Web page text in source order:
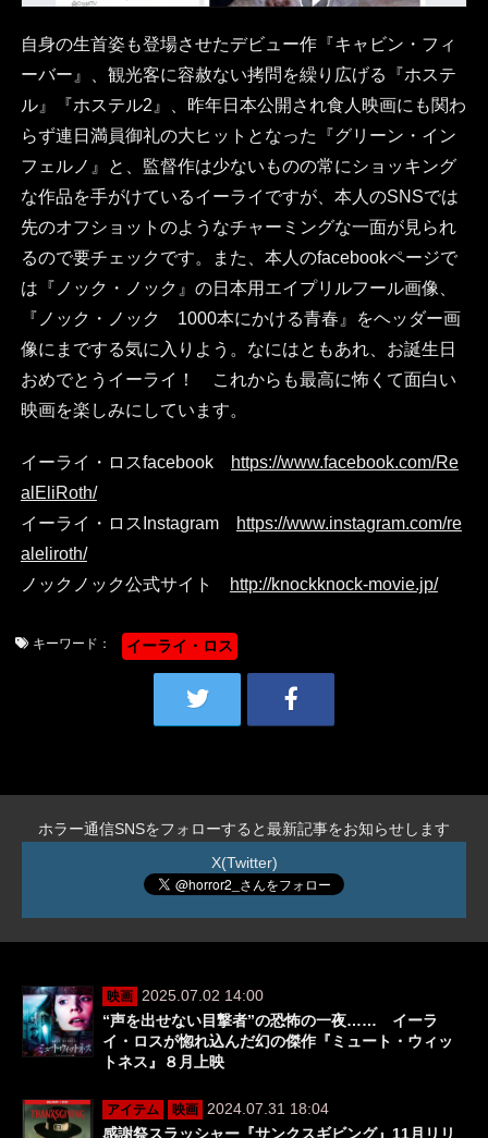
自身の生首姿も登場させたデビュー作『キャビン・フィ
ーバー』、観光客に容赦ない拷問を繰り広げる『ホステ
ル』『ホステル2』、昨年日本公開され食人映画にも関わ
らず連日満員御礼の大ヒットとなった『グリーン・イン
フェルノ』と、監督作は少ないものの常にショッキング
な作品を手がけているイーライですが、本人のSNSでは
先のオフショットのようなチャーミングな一面が見られ
るので要チェックです。また、本人のfacebookページで
は『ノック・ノック』の日本用エイプリルフール画像、
『ノック・ノック 1000本にかける青春』をヘッダー画
像にまでする気に入りよう。なにはともあれ、お誕生日
おめでとうイーライ！ これからも最高に怖くて面白い
映画を楽しみにしています。
イーライ・ロスfacebook
https://www.facebook.com/Re
alEliRoth/
イーライ・ロスInstagram
https://www.instagram.com/re
aleliroth/
ノックノック公式サイト
http://knockknock-movie.jp/
キーワード： イーライ・ロス
ホラー通信SNSをフォローすると最新記事をお知らせします
X(Twitter)
映画
2025.07.02 14:00
“声を出せない目撃者”の恐怖の一夜…… イーラ
イ・ロスが惚れ込んだ幻の傑作『ミュート・ウィッ
トネス』８月上映
アイテム 映画
2024.07.31 18:04
感謝祭スラッシャー『サンクスギビング』11月リリ